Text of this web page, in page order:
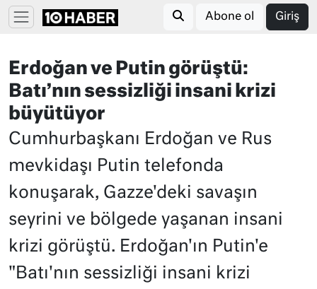
Abone ol Giriş
Erdoğan ve Putin görüştü:
Batı’nın sessizliği insani krizi
büyütüyor
Cumhurbaşkanı Erdoğan ve Rus
mevkidaşı Putin telefonda
konuşarak, Gazze'deki savaşın
seyrini ve bölgede yaşanan insani
krizi görüştü. Erdoğan'ın Putin'e
"Batı'nın sessizliği insani krizi